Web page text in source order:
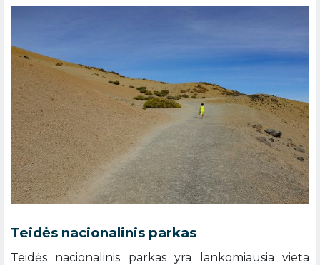
Teidės nacionalinis parkas
Teidės nacionalinis parkas yra lankomiausia vieta